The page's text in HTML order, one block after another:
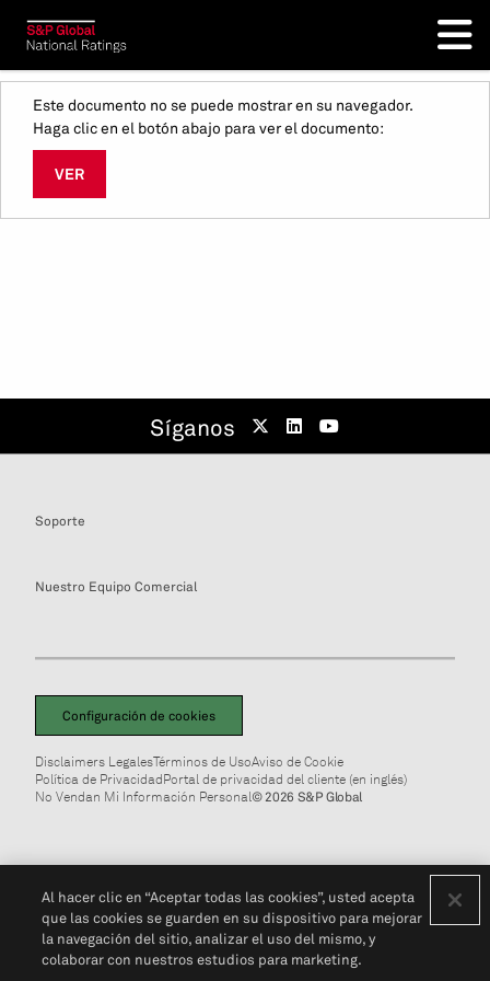
Este documento no se puede mostrar en su navegador.
Haga clic en el botón abajo para ver el documento:
VER
Síganos
Soporte
Nuestro Equipo Comercial
Configuración de cookies
Disclaimers LegalesTérminos de UsoAviso de Cookie
Política de PrivacidadPortal de privacidad del cliente (en inglés)
No Vendan Mi Información Personal© 2026 S&P Global
Al hacer clic en “Aceptar todas las cookies”, usted acepta
que las cookies se guarden en su dispositivo para mejorar
la navegación del sitio, analizar el uso del mismo, y
colaborar con nuestros estudios para marketing.